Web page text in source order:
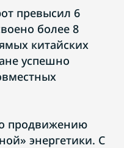
превысил 6
более 8
китайских
успешно
продвижению
энергетики. С